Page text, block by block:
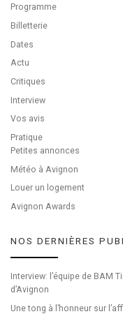
Programme
Billetterie
Dates
Actu
Critiques
Interview
Vos avis
Pratique
Petites annonces
Météo à Avignon
Louer un logement
Avignon Awards
NOS DERNIÈRES
Interview: l’équipe de BAM
d’Avignon
Une tong à l’honneur sur